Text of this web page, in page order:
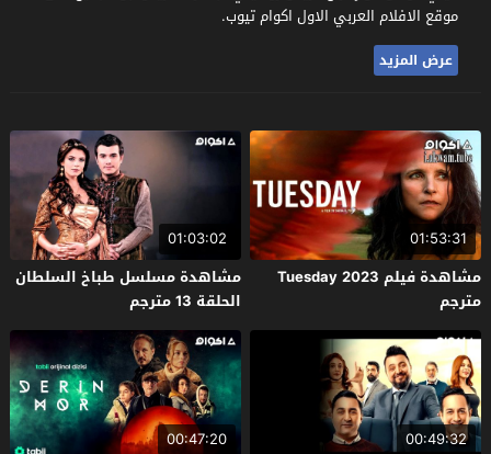
موقع الافلام العربي الاول اكوام تيوب.
عرض المزيد
01:53:31
مشاهدة فيلم Tuesday 2023
مترجم
01:03:02
مشاهدة مسلسل طباخ السلطان
الحلقة 13 مترجم
00:49:32
00:47:20